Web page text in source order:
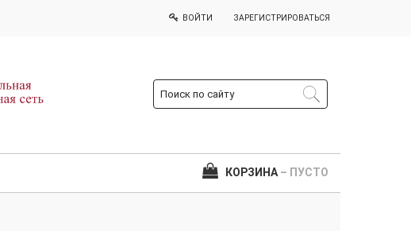
ВОЙТИ ЗАРЕГИСТРИРОВАТЬСЯ
КОРЗИНА – ПУСТО